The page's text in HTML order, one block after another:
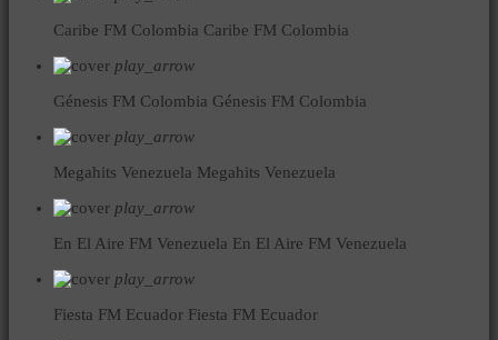
Caribe FM Colombia Caribe FM Colombia
play_arrow
Génesis FM Colombia Génesis FM Colombia
play_arrow
Megahits Venezuela Megahits Venezuela
play_arrow
En El Aire FM Venezuela En El Aire FM Venezuela
play_arrow
Fiesta FM Ecuador Fiesta FM Ecuador